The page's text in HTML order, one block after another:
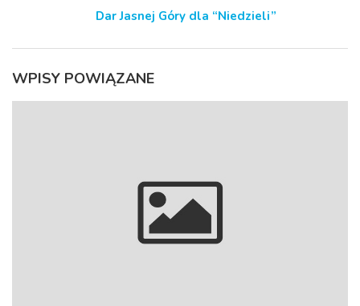
Dar Jasnej Góry dla “Niedzieli”
WPISY POWIĄZANE